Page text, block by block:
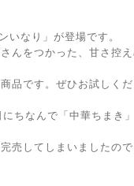
いなり」が登場です。
んをつかった、甘さ控
品です。ぜひお試しく
ちなんで「中華ちまき
売してしまいましたの